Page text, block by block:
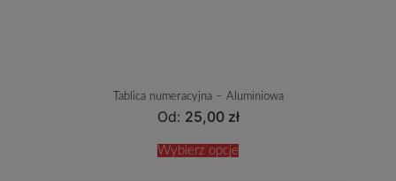
Tablica numeracyjna – Aluminiowa
Od: 25,00 zł
Wybierz opcje